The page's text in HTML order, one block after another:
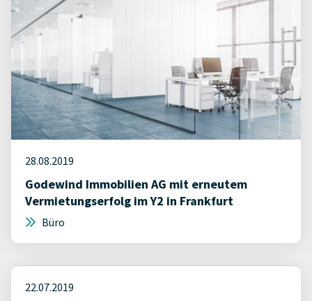
28.08.2019
Godewind Immobilien AG mit erneutem
Vermietungserfolg im Y2 in Frankfurt
Büro
22.07.2019